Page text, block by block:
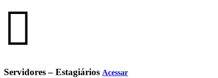
Servidores – Estagiários Acessar